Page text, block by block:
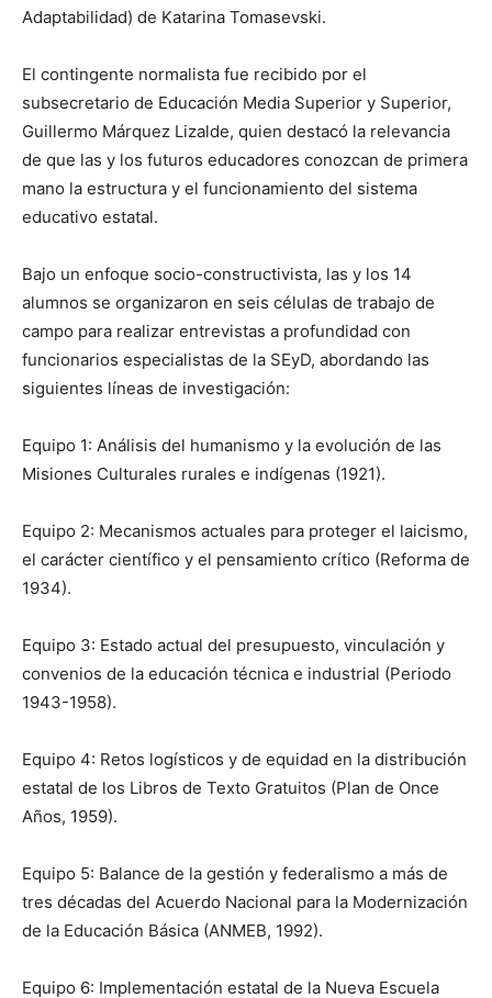
Adaptabilidad) de Katarina Tomasevski.
El contingente normalista fue recibido por el
subsecretario de Educación Media Superior y Superior,
Guillermo Márquez Lizalde, quien destacó la relevancia
de que las y los futuros educadores conozcan de primera
mano la estructura y el funcionamiento del sistema
educativo estatal.
Bajo un enfoque socio-constructivista, las y los 14
alumnos se organizaron en seis células de trabajo de
campo para realizar entrevistas a profundidad con
funcionarios especialistas de la SEyD, abordando las
siguientes líneas de investigación:
Equipo 1: Análisis del humanismo y la evolución de las
Misiones Culturales rurales e indígenas (1921).
Equipo 2: Mecanismos actuales para proteger el laicismo,
el carácter científico y el pensamiento crítico (Reforma de
1934).
Equipo 3: Estado actual del presupuesto, vinculación y
convenios de la educación técnica e industrial (Periodo
1943-1958).
Equipo 4: Retos logísticos y de equidad en la distribución
estatal de los Libros de Texto Gratuitos (Plan de Once
Años, 1959).
Equipo 5: Balance de la gestión y federalismo a más de
tres décadas del Acuerdo Nacional para la Modernización
de la Educación Básica (ANMEB, 1992).
Equipo 6: Implementación estatal de la Nueva Escuela